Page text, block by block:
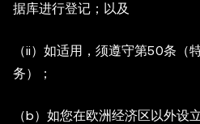
据库进行登记；以及
（ii）如适用，须遵守第50条（
务）；
（b）如您在欧洲经济区以外设